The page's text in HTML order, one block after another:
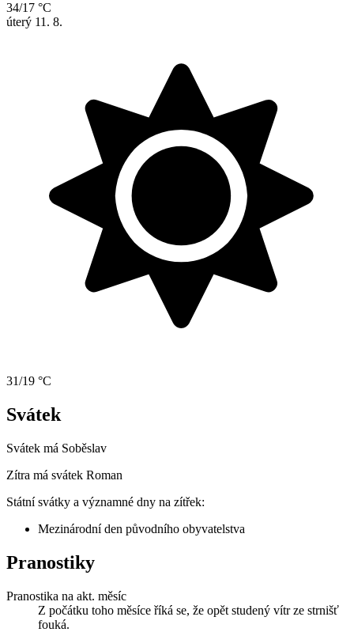
34/17 °C
úterý 11. 8.
31/19 °C
Svátek
Svátek má Soběslav
Zítra má svátek Roman
Státní svátky a významné dny na zítřek:
Mezinárodní den původního obyvatelstva
Pranostiky
Pranostika na akt. měsíc
Z počátku toho měsíce říká se, že opět studený vítr ze strnišť
fouká.